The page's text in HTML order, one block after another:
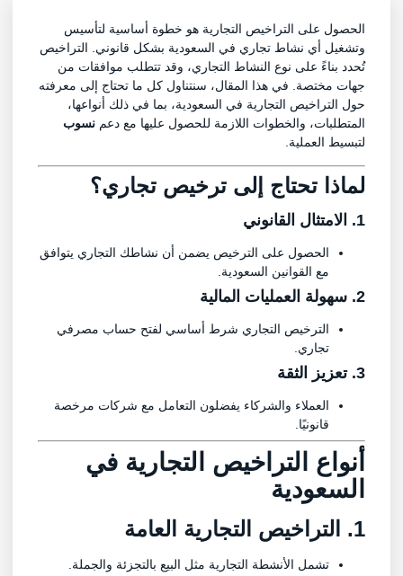
الحصول على التراخيص التجارية هو خطوة أساسية لتأسيس
وتشغيل أي نشاط تجاري في السعودية بشكل قانوني. التراخيص
تُحدد بناءً على نوع النشاط التجاري، وقد تتطلب موافقات من
جهات مختصة. في هذا المقال، سنتناول كل ما تحتاج إلى معرفته
حول التراخيص التجارية في السعودية، بما في ذلك أنواعها،
المتطلبات، والخطوات اللازمة للحصول عليها مع دعمنسوب
لتبسيط العملية.
لماذا تحتاج إلى ترخيص تجاري؟
الحصول على الترخيص يضمن أن نشاطك التجاري يتوافق
مع القوانين السعودية.
الترخيص التجاري شرط أساسي لفتح حساب مصرفي
تجاري.
العملاء والشركاء يفضلون التعامل مع شركات مرخصة
قانونيًا.
أنواعالتراخيص التجارية في
السعودية
1. التراخيص التجارية العامة
تشمل الأنشطة التجارية مثل البيع بالتجزئة والجملة.